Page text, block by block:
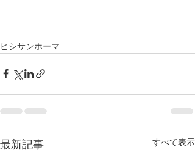
ヒシサンホーマ
最新記事 すべて表示